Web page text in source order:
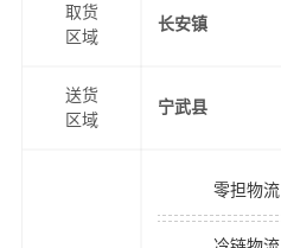
取货
区域
长安镇
送货
区域
宁武县
零担物流